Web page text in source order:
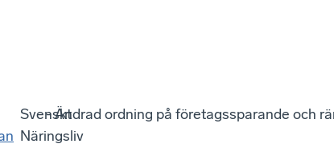
Svenskt
Näringsliv
- Ändrad ordning på företagssparande och